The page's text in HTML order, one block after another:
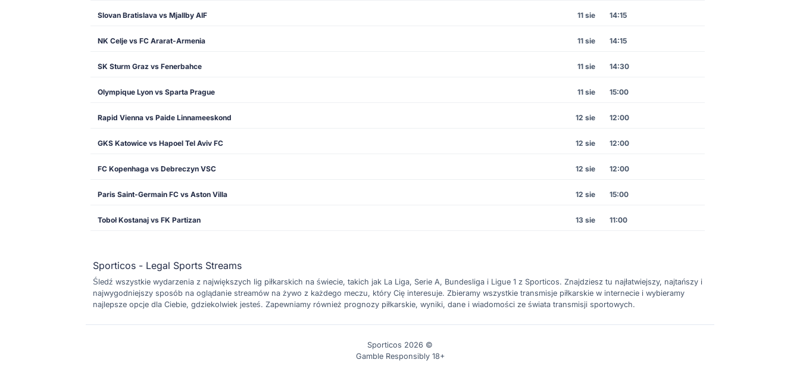
Slovan Bratislava vs Mjallby AIF 11 sie 14:15
NK Celje vs FC Ararat-Armenia 11 sie 14:15
SK Sturm Graz vs Fenerbahce 11 sie 14:30
Olympique Lyon vs Sparta Prague 11 sie 15:00
Rapid Vienna vs Paide Linnameeskond 12 sie 12:00
GKS Katowice vs Hapoel Tel Aviv FC 12 sie 12:00
FC Kopenhaga vs Debreczyn VSC 12 sie 12:00
Paris Saint-Germain FC vs Aston Villa 12 sie 15:00
Toboł Kostanaj vs FK Partizan 13 sie 11:00
Sporticos - Legal Sports Streams
Śledź wszystkie wydarzenia z największych lig piłkarskich na świecie, takich jak La Liga, Serie A, Bundesliga i Ligue 1 z Sporticos. Znajdziesz tu najłatwiejszy, najtańszy i
najwygodniejszy sposób na oglądanie streamów na żywo z każdego meczu, który Cię interesuje. Zbieramy wszystkie transmisje piłkarskie w internecie i wybieramy
najlepsze opcje dla Ciebie, gdziekolwiek jesteś. Zapewniamy również prognozy piłkarskie, wyniki, dane i wiadomości ze świata transmisji sportowych.
Sporticos 2026 ©
Gamble Responsibly 18+